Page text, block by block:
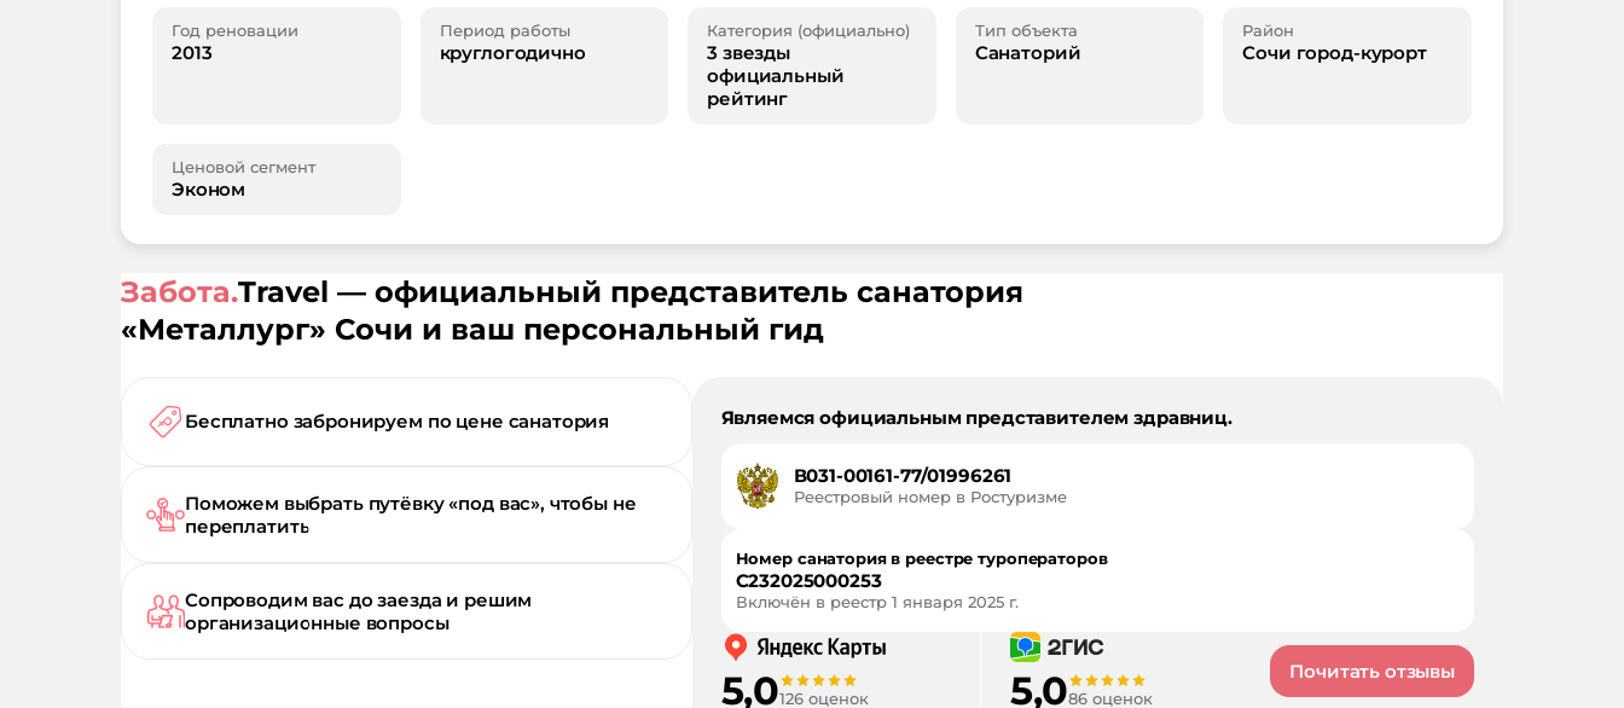
Год реновации
2013
Период работы
круглогодично
Категория (официально)
3 звезды
официальный
рейтинг
Тип объекта
Санаторий
Район
Сочи город-курорт
Ценовой сегмент
Эконом
Забота.Travel — официальный представитель санатория
«Металлург» Сочи и ваш персональный гид
Бесплатно забронируем по цене санатория
Поможем выбрать путёвку «под вас», чтобы не
переплатить
Сопроводим вас до заезда и решим
организационные вопросы
Являемся официальным представителем здравниц.
В031-00161-77/01996261
Реестровый номер в Ростуризме
Номер санатория в реестре туроператоров
С232025000253
Включён в реестр 1 января 2025 г.
5,0126 оценок 5,086 оценок
Почитать отзывы